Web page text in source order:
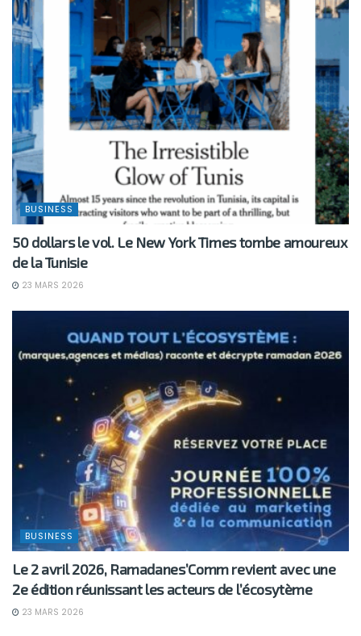
BUSINESS
50 dollars le vol. Le New York Times tombe amoureux
de la Tunisie
23 MARS 2026
BUSINESS
Le 2 avril 2026, Ramadanes’Comm revient avec une
2e édition réunissant les acteurs de l’écosytème
23 MARS 2026